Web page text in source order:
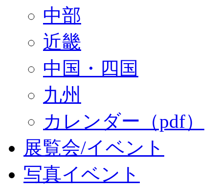
中部
近畿
中国・四国
九州
カレンダー（pdf）
展覧会/イベント
写真イベント